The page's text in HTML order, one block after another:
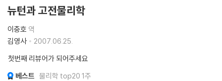
뉴턴과 고전물리학
이충호 역
김영사
2007.06.25.
첫번째 리뷰어가 되어주세요
베스트 물리학 top20 1주